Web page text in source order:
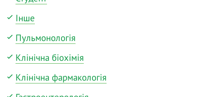
Інше
Пульмонологія
Клінічна біохімія
Клінічна фармакологія